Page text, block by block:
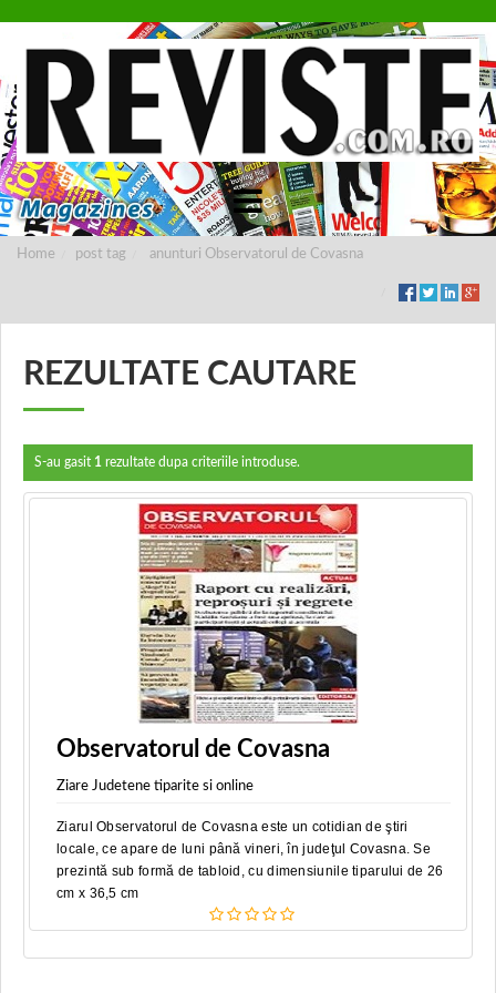
Home post tag anunturi Observatorul de Covasna
REZULTATE CAUTARE
S-au gasit 1 rezultate dupa criteriile introduse.
Observatorul de Covasna
Ziare Judetene tiparite si online
Ziarul Observatorul de Covasna este un cotidian de ştiri
locale, ce apare de luni până vineri, în judeţul Covasna. Se
prezintă sub formă de tabloid, cu dimensiunile tiparului de 26
cm x 36,5 cm